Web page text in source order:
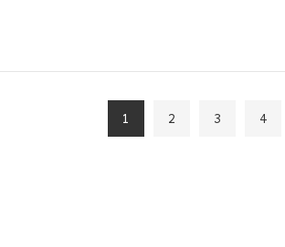
1 2 3 4